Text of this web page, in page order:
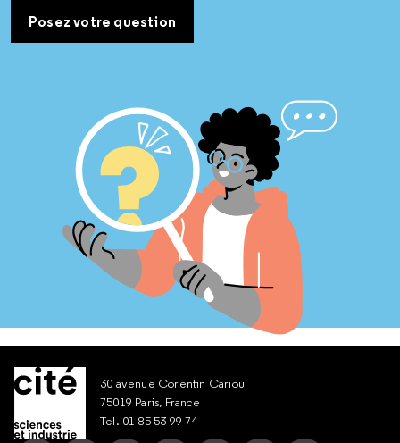
Posez votre question
30 avenue Corentin Cariou
75019 Paris, France
Tel. 01 85 53 99 74